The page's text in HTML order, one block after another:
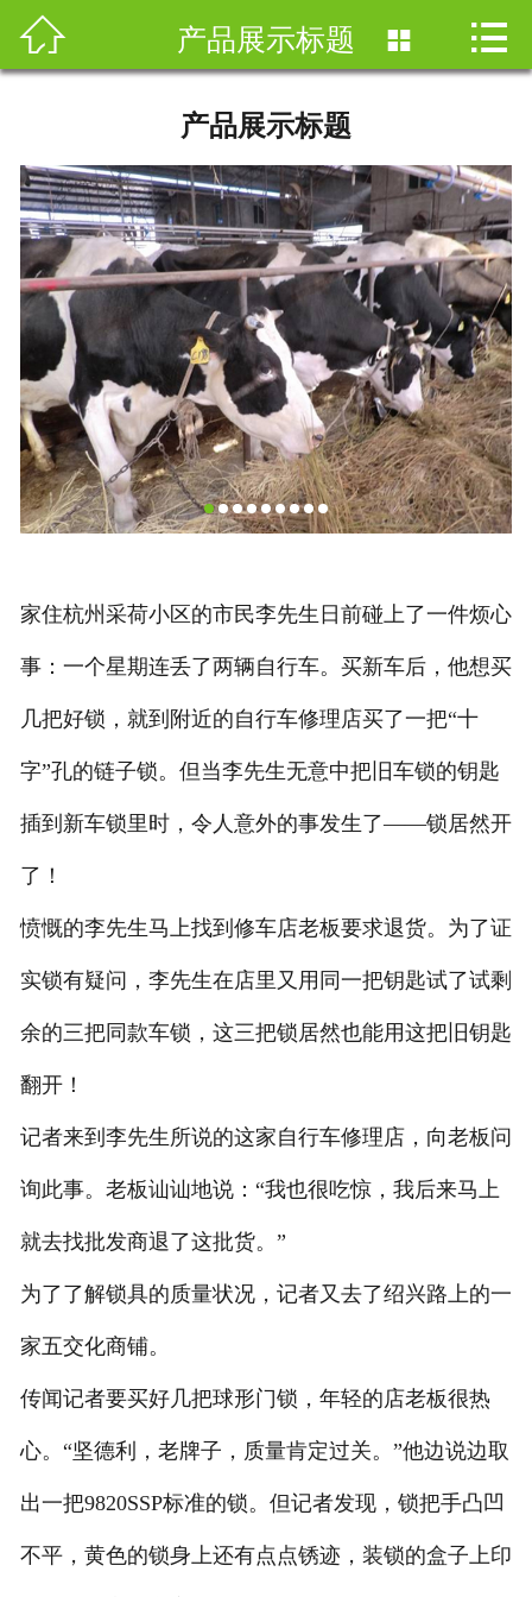
首页
产品展示
案例展示
新闻资讯
营养价值
在线留言
联系我们
 产品展示标题  
产品展示标题
家住杭州采荷小区的市民李先生日前碰上了一件烦心
事：一个星期连丢了两辆自行车。买新车后，他想买
几把好锁，就到附近的自行车修理店买了一把“十
字”孔的链子锁。但当李先生无意中把旧车锁的钥匙
插到新车锁里时，令人意外的事发生了——锁居然开
了！
愤慨的李先生马上找到修车店老板要求退货。为了证
实锁有疑问，李先生在店里又用同一把钥匙试了试剩
余的三把同款车锁，这三把锁居然也能用这把旧钥匙
翻开！
记者来到李先生所说的这家自行车修理店，向老板问
询此事。老板讪讪地说：“我也很吃惊，我后来马上
就去找批发商退了这批货。”
为了了解锁具的质量状况，记者又去了绍兴路上的一
家五交化商铺。
传闻记者要买好几把球形门锁，年轻的店老板很热
心。“坚德利，老牌子，质量肯定过关。”他边说边取
出一把9820SSP标准的锁。但记者发现，锁把手凸凹
不平，黄色的锁身上还有点点锈迹，装锁的盒子上印